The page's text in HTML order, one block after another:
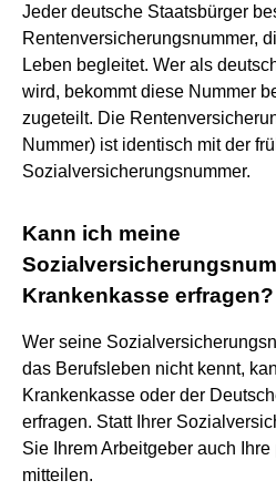
Jeder deutsche Staatsbürger
Rentenversicherungsnummer,
Leben begleitet. Wer als
wird, bekommt diese Nummer
zugeteilt. Die
Nummer) ist identisch mit der
Sozialversicherungsnummer.
Kann ich meine
Krankenkasse erfragen?
Wer seine
das Berufsleben nicht kennt,
Krankenkasse oder der
erfragen. Statt Ihrer
Sie Ihrem Arbeitgeber auch
mitteilen.